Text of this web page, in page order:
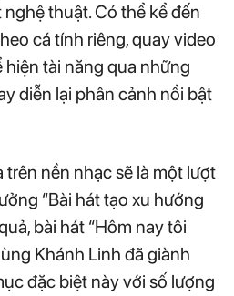
thuật. Có thể kể đến
cá tính riêng, quay video
tài năng qua những
diễn lại phân cảnh nổi bật
nền nhạc sẽ là một lượt
“Bài hát tạo xu hướng
bài hát “Hôm nay tôi
Khánh Linh đã giành
đặc biệt này với số lượng